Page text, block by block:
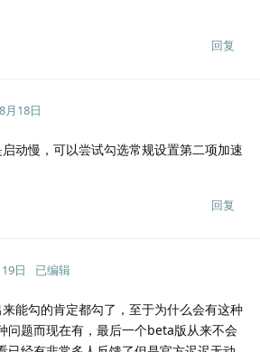
回复
月18日
动慢，可以尝试勾选常规设置第二项加速
回复
日 已编辑
能勾的肯定都勾了，至于为什么会有这种
问题而现在有，最后一个beta版从来不会